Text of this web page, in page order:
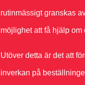
rutinmässigt granskas
möjlighet att få hjälp
Utöver detta är det att
inverkan på